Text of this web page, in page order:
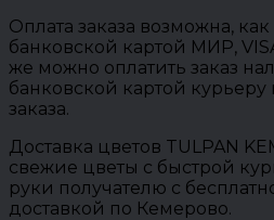
Оплата заказа возможна,
банковской картой МИР,
же можно оплатить заказ
банковской картой
заказа.
Доставка цветов TULPAN
свежие цветы с быстрой
руки получателю с
доставкой по Кемерово.